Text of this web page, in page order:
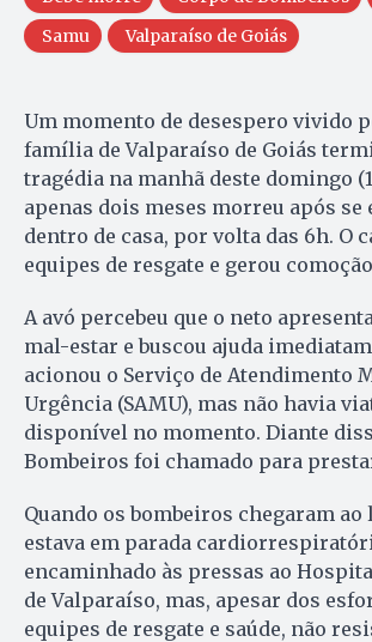
Samu
Valparaíso de Goiás
Um momento de desespero vivido
família de Valparaíso de Goiás
tragédia na manhã deste domingo
apenas dois meses morreu após se
dentro de casa, por volta das 6h. O
equipes de resgate e gerou
A avó percebeu que o neto
mal-estar e buscou ajuda
acionou o Serviço de Atendimento
Urgência (SAMU), mas não havia
disponível no momento. Diante
Bombeiros foi chamado para
Quando os bombeiros chegaram ao
estava em parada
encaminhado às pressas ao
de Valparaíso, mas, apesar dos
equipes de resgate e saúde, não